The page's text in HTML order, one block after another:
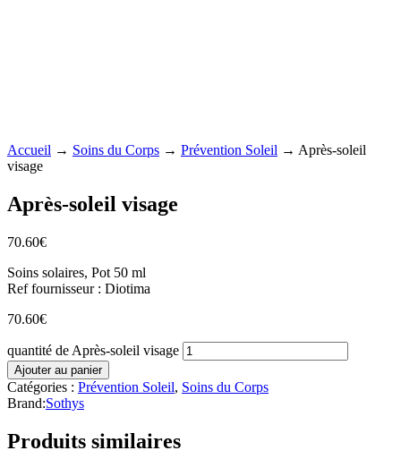
Accueil → Soins du Corps → Prévention Soleil → Après-soleil
visage
Après-soleil visage
70.60€
Soins solaires, Pot 50 ml
Ref fournisseur : Diotima
70.60€
quantité de Après-soleil visage
Ajouter au panier
Catégories : Prévention Soleil, Soins du Corps
Brand:Sothys
Produits similaires